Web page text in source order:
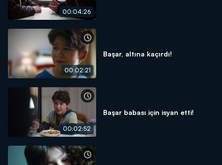
00:04:26
00:02:21
Başar, altına kaçırdı!
00:02:52
Başar babası için isyan etti!